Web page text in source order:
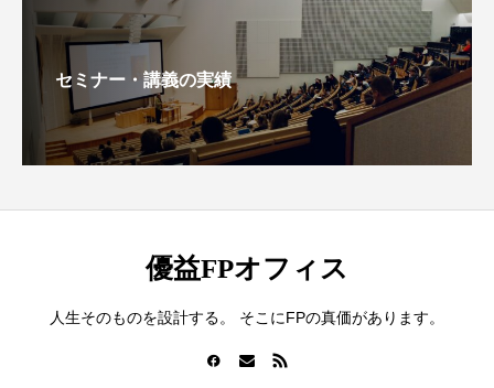
セミナー・講義の実績
優益FPオフィス
人生そのものを設計する。 そこにFPの真価があります。